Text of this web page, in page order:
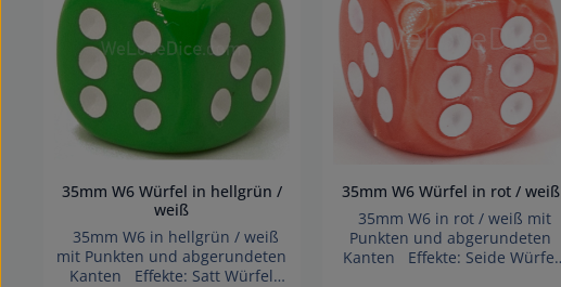
35mm W6 Würfel in hellgrün /
weiß
35mm W6 in hellgrün / weiß
mit Punkten und abgerundeten
Kanten Effekte: Satt Würfel
35mm W6 Würfel in rot / weiß
35mm W6 in rot / weiß mit
Punkten und abgerundeten
Kanten Effekte: Seide Würfel